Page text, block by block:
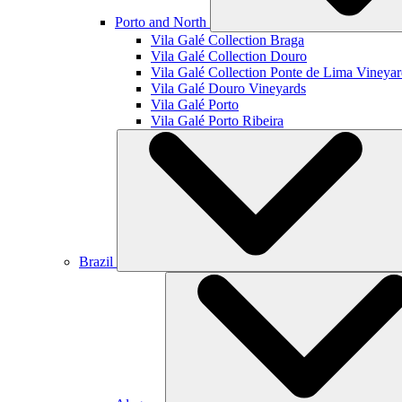
Porto and North
Vila Galé Collection Braga
Vila Galé Collection Douro
Vila Galé Collection Ponte de Lima
Vila Galé Douro Vineyards
Vila Galé Porto
Vila Galé Porto Ribeira
Brazil